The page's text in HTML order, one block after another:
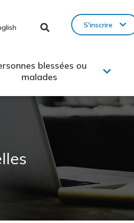
S'inscrire
blessées ou
malades